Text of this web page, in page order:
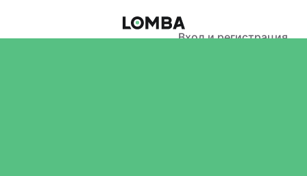
Вход и регистрация